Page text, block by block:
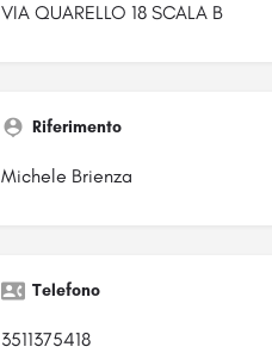
VIA QUARELLO 18 SCALA B
Riferimento
Michele Brienza
Telefono
3511375418